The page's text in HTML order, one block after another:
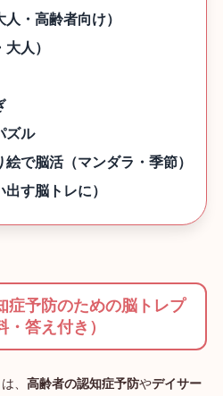
・高齢者向け）
人）
ズル
で脳活（マンダラ・季節）
す脳トレに）
症予防のための脳トレプ
・答え付き）
、 高齢者の認知症予防やデイサー